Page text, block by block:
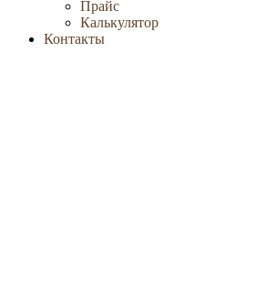
Прайс
Калькулятор
Контакты